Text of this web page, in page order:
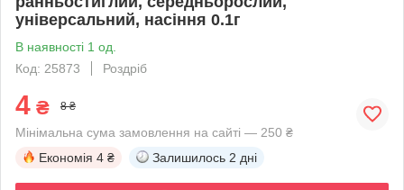
універсальний, насіння 0.1г
В наявності 1 од.
Код: 25873
Роздріб
4 ₴ 8 ₴
Мінімальна сума замовлення на сайті — 250 ₴
Економія 4 ₴ Залишилось 2 дні